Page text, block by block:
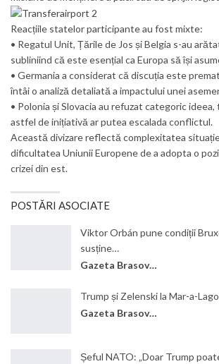
Reacțiile statelor participante au fost mixte:
• Regatul Unit, Țările de Jos și Belgia s-au
subliniind că este esențial ca Europa să își
• Germania a considerat că discuția este
întâi o analiză detaliată a impactului unei
• Polonia și Slovacia au refuzat categoric
astfel de inițiativă ar putea escalada conflictul.
Această divizare reflectă complexitatea
dificultatea Uniunii Europene de a adopta o
crizei din est.
POSTĂRI ASOCIATE
Viktor Orbán pune condiții
susține…
Gazeta Brasovului
Trump și Zelenski la Mar-a-
Gazeta Brasovului
Șeful NATO: „Doar Trump